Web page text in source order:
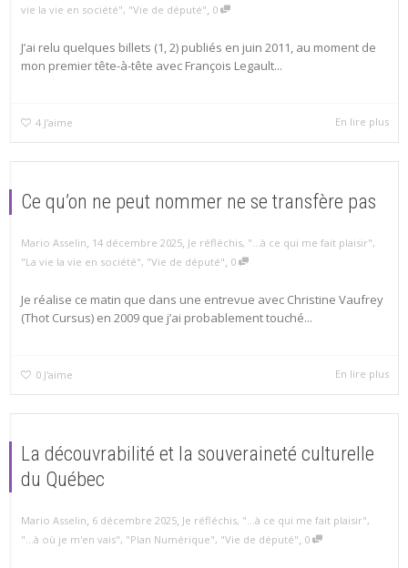
vie la vie en société", "Vie de député", 0
J’ai relu quelques billets (1, 2) publiés en juin 2011, au moment de
mon premier tête-à-tête avec François Legault...
4 J'aime En lire plus
Ce qu’on ne peut nommer ne se transfère pas
Mario Asselin, 14 décembre 2025, Je réfléchis, "...à ce qui me fait plaisir",
"La vie la vie en société", "Vie de député", 0
Je réalise ce matin que dans une entrevue avec Christine Vaufrey
(Thot Cursus) en 2009 que j’ai probablement touché...
0 J'aime En lire plus
La découvrabilité et la souveraineté culturelle
du Québec
Mario Asselin, 6 décembre 2025, Je réfléchis, "...à ce qui me fait plaisir",
"...à où je m'en vais", "Plan Numérique", "Vie de député", 0